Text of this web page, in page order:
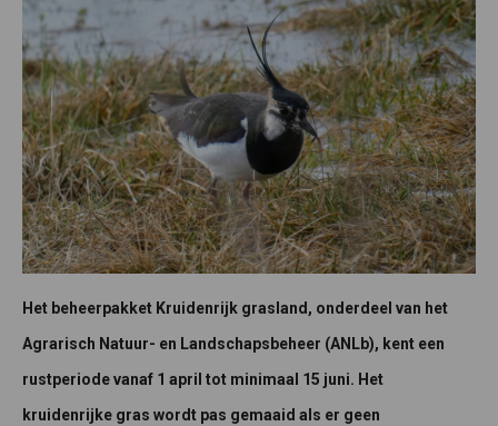
Het beheerpakket Kruidenrijk grasland, onderdeel van het
Agrarisch Natuur- en Landschapsbeheer (ANLb), kent een
rustperiode vanaf 1 april tot minimaal 15 juni. Het
kruidenrijke gras wordt pas gemaaid als er geen